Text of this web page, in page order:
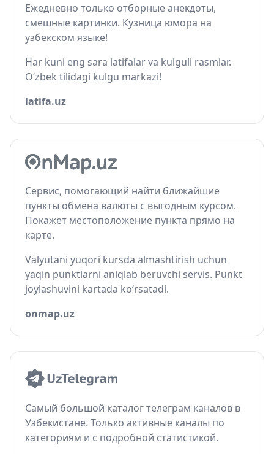
Ежедневно только отборные анекдоты,
смешные картинки. Кузница юмора на
узбекском языке!
Har kuni eng sara latifalar va kulguli rasmlar.
O‘zbek tilidagi kulgu markazi!
latifa.uz
Сервис, помогающий найти ближайшие
пункты обмена валюты с выгодным курсом.
Покажет местоположение пункта прямо на
карте.
Valyutani yuqori kursda almashtirish uchun
yaqin punktlarni aniqlab beruvchi servis. Punkt
joylashuvini kartada ko‘rsatadi.
onmap.uz
Самый большой каталог телеграм каналов в
Узбекистане. Только активные каналы по
категориям и с подробной статистикой.